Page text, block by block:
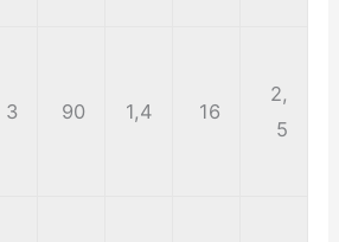
3 90 1,4 16
2,
5